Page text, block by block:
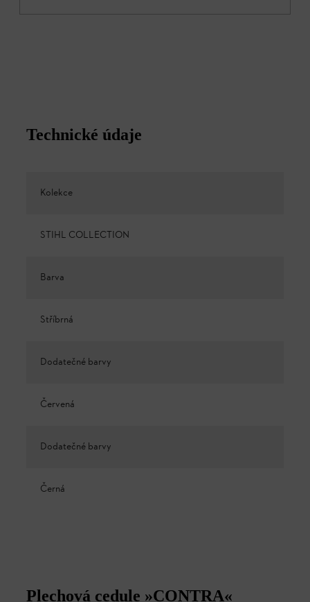
Technické údaje
Kolekce
STIHL COLLECTION
Barva
Stříbrná
Dodatečné barvy
Červená
Dodatečné barvy
Černá
Plechová cedule »CONTRA«